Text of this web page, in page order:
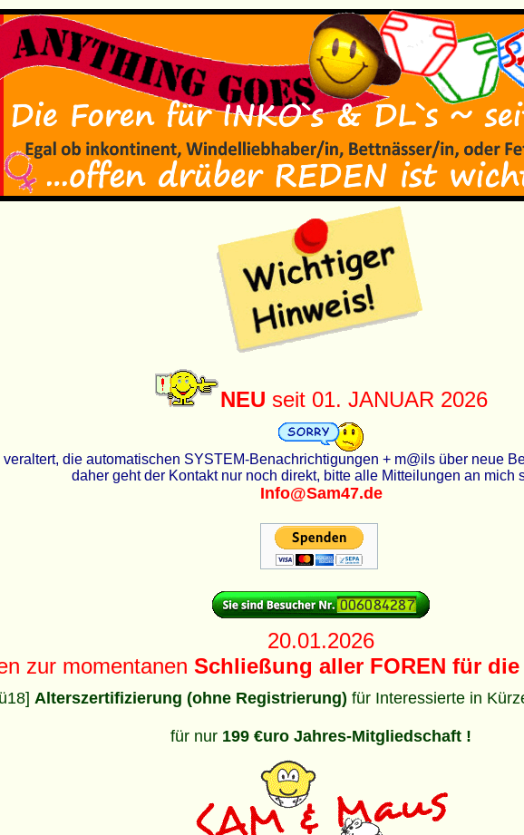
NEU seit 01. JANUAR 2026
die automatischen SYSTEM-Benachrichtigungen + m@ils über neue
daher geht der Kontakt nur noch direkt, bitte alle Mitteilungen an mich
Info@Sam47.de
20.01.2026
zur momentanen Schließung aller FOREN für
Alterszertifizierung (ohne Registrierung) für Interessierte in
für nur 199 €uro Jahres-Mitgliedschaft !